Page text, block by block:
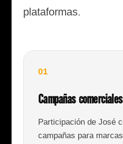
plataformas.
01
Campañas comerciales
Participación de José
campañas para